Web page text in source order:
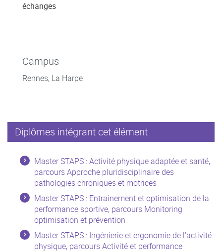
échanges
Campus
Rennes, La Harpe
Diplômes intégrant cet élément
Master STAPS : Activité physique adaptée et santé,
parcours Approche pluridisciplinaire des
pathologies chroniques et motrices
Master STAPS : Entrainement et optimisation de la
performance sportive, parcours Monitoring
optimisation et prévention
Master STAPS : Ingénierie et ergonomie de l'activité
physique, parcours Activité et performance